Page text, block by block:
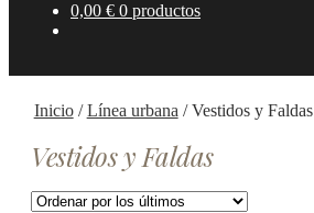
0,00 € 0 productos
Inicio/Línea urbana /Vestidos y Faldas
Vestidos y Faldas